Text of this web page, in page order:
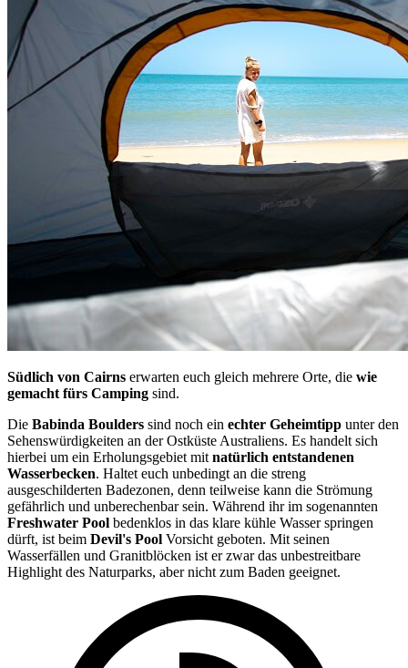
Südlich von Cairns erwarten euch gleich mehrere Orte, die wie
gemacht fürs Camping sind.
Die Babinda Boulders sind noch ein echter Geheimtipp unter den
Sehenswürdigkeiten an der Ostküste Australiens. Es handelt sich
hierbei um ein Erholungsgebiet mit natürlich entstandenen
Wasserbecken. Haltet euch unbedingt an die streng
ausgeschilderten Badezonen, denn teilweise kann die Strömung
gefährlich und unberechenbar sein. Während ihr im sogenannten
Freshwater Pool bedenklos in das klare kühle Wasser springen
dürft, ist beim Devil's Pool Vorsicht geboten. Mit seinen
Wasserfällen und Granitblöcken ist er zwar das unbestreitbare
Highlight des Naturparks, aber nicht zum Baden geeignet.